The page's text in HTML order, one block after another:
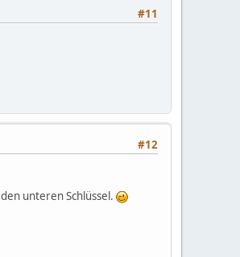
#11
#12
unteren Schlüssel.